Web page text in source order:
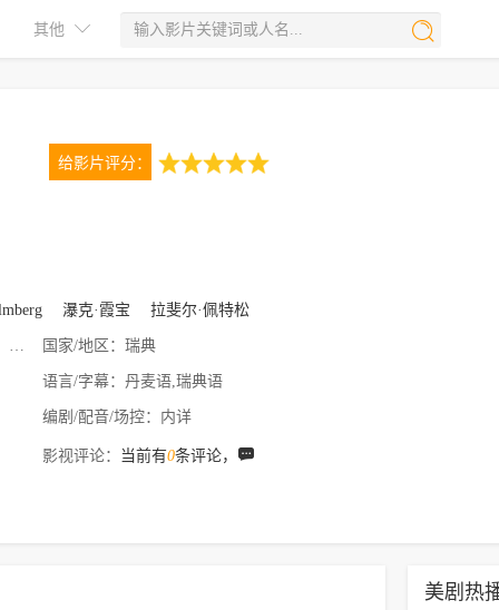
其他
给影片评分：
瀑克·霞宝 拉斐尔·佩特松
凯瑟琳·温德菲尔德
国家/地区： 瑞典
语言/字幕： 丹麦语,瑞典语
编剧/配音/场控： 内详
影视评论： 当前有0条评论，
美剧热